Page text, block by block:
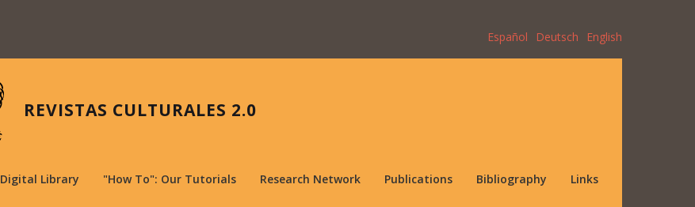
Español Deutsch English
REVISTAS CULTURALES 2.0
Digital Library "How To": Our Tutorials Research Network Publications Bibliography Links